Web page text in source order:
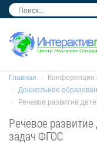
Главная
Конференция
Дошкольное
Речевое развитие
Речевое
задач ФГОС